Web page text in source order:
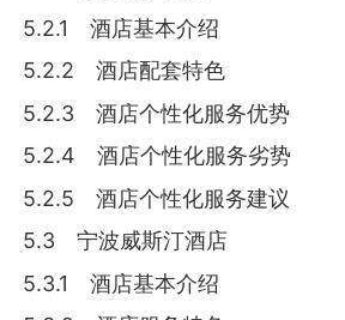
5.2.1 酒店基本介绍
5.2.2 酒店配套特色
5.2.3 酒店个性化服务优势
5.2.4 酒店个性化服务劣势
5.2.5 酒店个性化服务建议
5.3 宁波威斯汀酒店
5.3.1 酒店基本介绍